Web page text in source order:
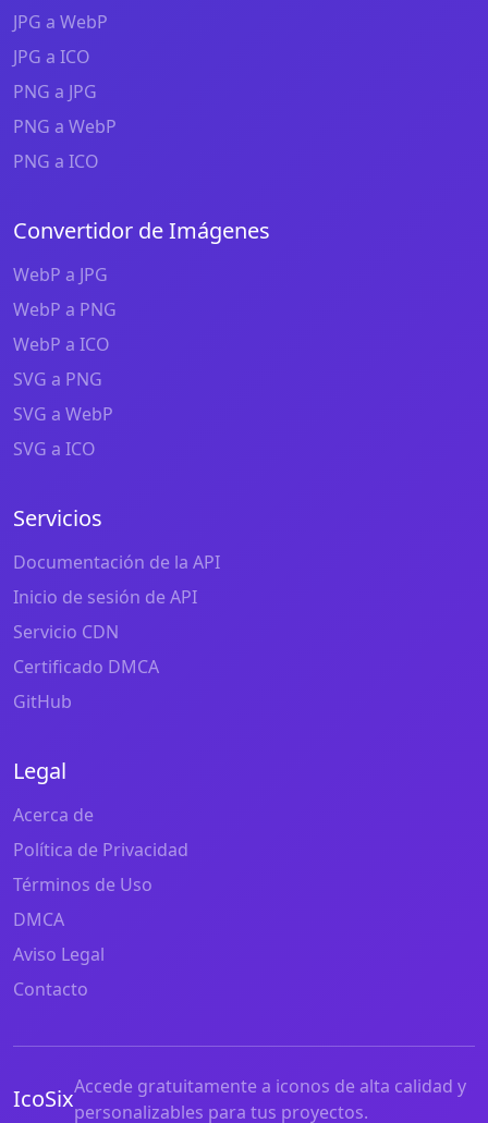
JPG a WebP
JPG a ICO
PNG a JPG
PNG a WebP
PNG a ICO
Convertidor de Imágenes
WebP a JPG
WebP a PNG
WebP a ICO
SVG a PNG
SVG a WebP
SVG a ICO
Servicios
Documentación de la API
Inicio de sesión de API
Servicio CDN
Certificado DMCA
GitHub
Legal
Acerca de
Política de Privacidad
Términos de Uso
DMCA
Aviso Legal
Contacto
IcoSixAccede gratuitamente a iconos de alta calidad y
personalizables para tus proyectos.